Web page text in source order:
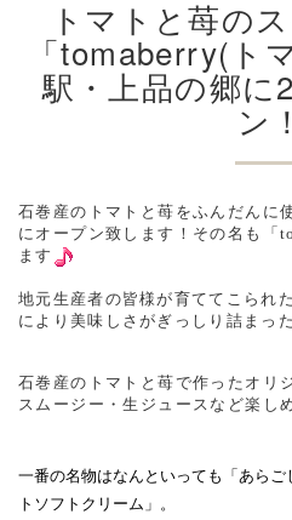
トマトと苺の
「tomaberry(ト
駅・上品の郷に
ン
石巻産のトマトと苺をふんだんに
にオープン致します！その名も「
ます
地元生産者の皆様が育ててこられ
により美味しさがぎっしり詰まっ
石巻産のトマトと苺で作ったオリ
スムージー・生ジュースなど楽し
一番の名物はなんといっても「あら
トソフトクリーム」。